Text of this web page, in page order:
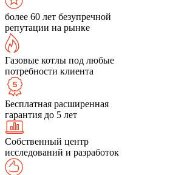
более 60 лет безупречной
репутации на рынке
Газовые котлы под любые
потребности клиента
Бесплатная расширенная
гарантия до 5 лет
Собственный центр
исследований и разработок